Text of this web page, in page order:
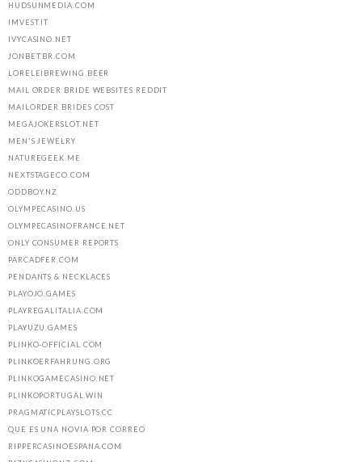
HUDSUNMEDIA.COM
IMVEST.IT
IVYCASINO.NET
JONBET.BR.COM
LORELEIBREWING.BEER
MAIL ORDER BRIDE WEBSITES REDDIT
MAILORDER BRIDES COST
MEGAJOKERSLOT.NET
MEN'S JEWELRY
NATUREGEEK.ME
NEXTSTAGECO.COM
ODDBOY.NZ
OLYMPECASINO.US
OLYMPECASINOFRANCE.NET
ONLY CONSUMER REPORTS
PARCADFER.COM
PENDANTS & NECKLACES
PLAYOJO.GAMES
PLAYREGALITALIA.COM
PLAYUZU.GAMES
PLINKO-OFFICIAL.COM
PLINKOERFAHRUNG.ORG
PLINKOGAMECASINO.NET
PLINKOPORTUGAL.WIN
PRAGMATICPLAYSLOTS.CC
QUE ES UNA NOVIA POR CORREO
RIPPERCASINOESPANA.COM